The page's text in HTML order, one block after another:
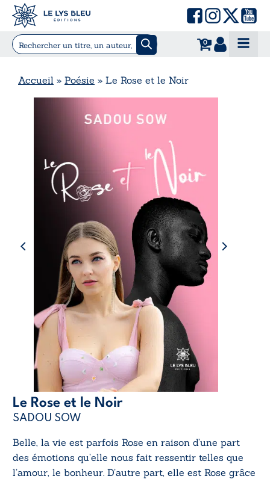
0
Accueil » Poésie » Le Rose et le Noir
Le Rose et le Noir
SADOU SOW
Belle, la vie est parfois Rose en raison d’une part
des émotions qu’elle nous fait ressentir telles que
l’amour, le bonheur. D’autre part, elle est Rose grâce